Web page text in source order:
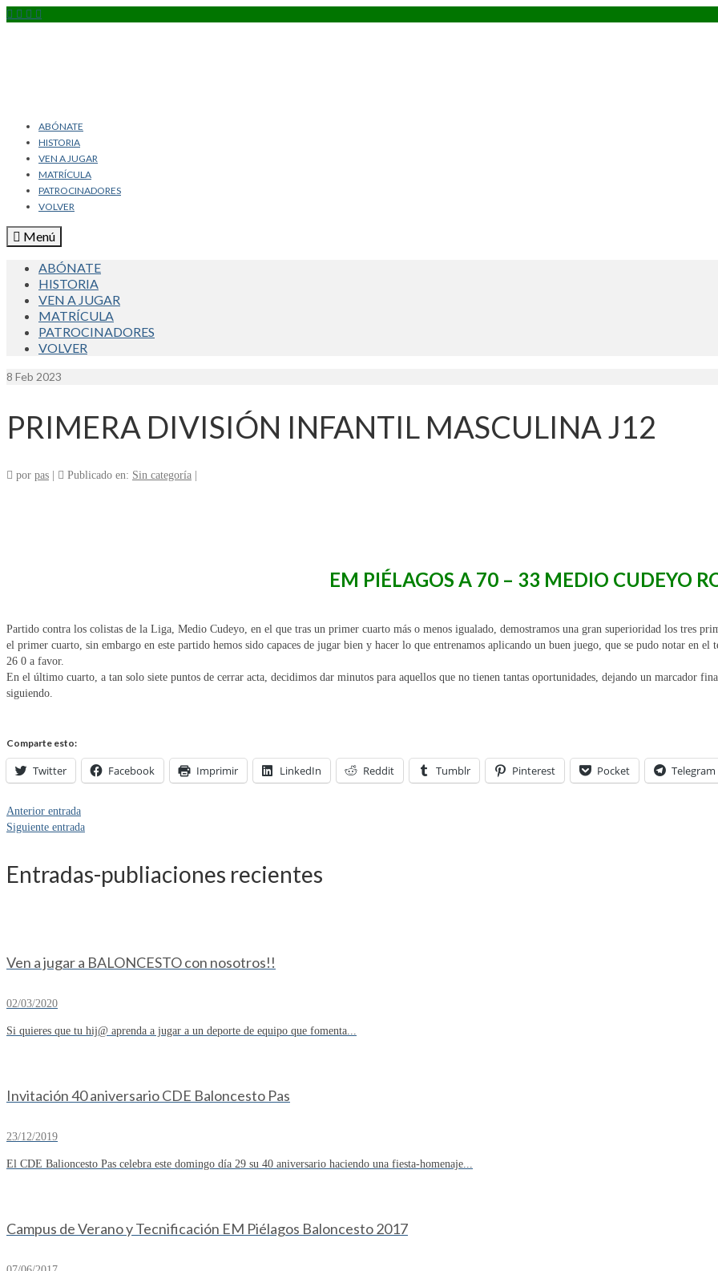
ABÓNATE
HISTORIA
VEN A JUGAR
MATRÍCULA
PATROCINADORES
VOLVER
Menú
ABÓNATE
HISTORIA
VEN A JUGAR
MATRÍCULA
PATROCINADORES
VOLVER
8 Feb 2023
PRIMERA DIVISIÓN INFANTIL MASCULINA J12
por pas Publicado en: Sin categoría
EM PIÉLAGOS A 70 – 33 MEDIO CUDEYO
Partido contra los colistas de la Liga, Medio Cudeyo, en el que tras un primer cuarto más o menos igualado, demostramos una gran superioridad los tres
el primer cuarto, sin embargo en este partido hemos sido capaces de jugar bien y hacer lo que entrenamos aplicando un buen juego, que se pudo notar en
26 0 a favor.
En el último cuarto, a tan solo siete puntos de cerrar acta, decidimos dar minutos para aquellos que no tienen tantas oportunidades, dejando un marcador
siguiendo.
Comparte esto:
Twitter Facebook Imprimir LinkedIn Reddit Tumblr Pinterest Pocket Telegram
Anterior entrada
Siguiente entrada
Entradas-publiaciones recientes
Ven a jugar a BALONCESTO con nosotros!!
02/03/2020
Si quieres que tu hij@ aprenda a jugar a un deporte de equipo que fomenta...
Invitación 40 aniversario CDE Baloncesto Pas
23/12/2019
El CDE Balioncesto Pas celebra este domingo día 29 su 40 aniversario haciendo una fiesta-homenaje...
Campus de Verano y Tecnificación EM Piélagos Baloncesto 2017